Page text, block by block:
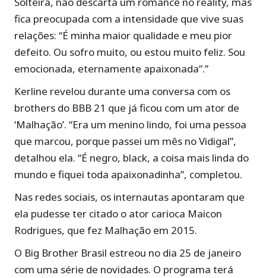
fica preocupada com a intensidade que vive suas
relações: “É minha maior qualidade e meu pior
defeito. Ou sofro muito, ou estou muito feliz. Sou
emocionada, eternamente apaixonada”.”
Kerline revelou durante uma conversa com os
brothers do BBB 21 que já ficou com um ator de
‘Malhação’. “Era um menino lindo, foi uma pessoa
que marcou, porque passei um mês no Vidigal”,
detalhou ela. “É negro, black, a coisa mais linda do
mundo e fiquei toda apaixonadinha”, completou.
Nas redes sociais, os internautas apontaram que
ela pudesse ter citado o ator carioca Maicon
Rodrigues, que fez Malhação em 2015.
O Big Brother Brasil estreou no dia 25 de janeiro
com uma série de novidades. O programa terá